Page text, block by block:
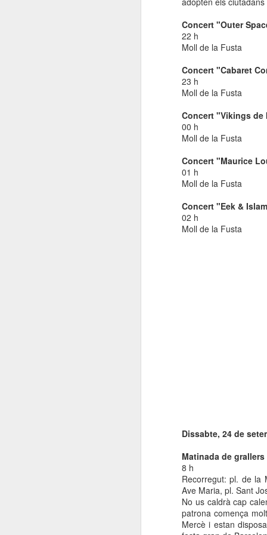
Concert "Outer
22 h
Moll de la Fusta
Concert "Cabaret
23 h
Moll de la Fusta
Concert "Vikings de
00 h
Moll de la Fusta
Concert "Maurice
01 h
Moll de la Fusta
Concert "Eek &
02 h
Moll de la Fusta
Dissabte, 24 de
Matinada de grallers
8 h
Recorregut: pl. de la
Ave Maria, pl. Sant
No us caldrà cap
patrona comença
Mercè i estan